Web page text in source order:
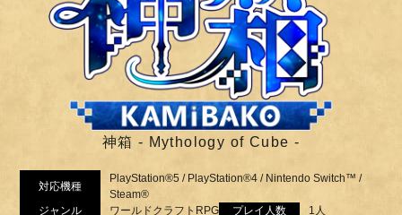
神箱 - Mythology of Cube -
対応機種
PlayStation®5 / PlayStation®4 / Nintendo Switch™ /
Steam®
ジャンル
ワールドクラフトRPG プレイ人数 1人